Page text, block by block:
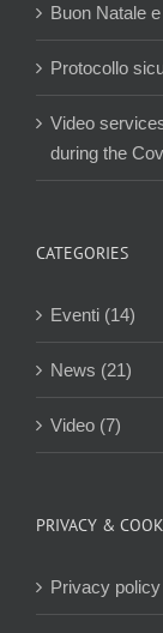
Buon Natale
Protocollo
Video
during the
CATEGORIES
Eventi (14)
News (21)
Video (7)
PRIVACY &
Privacy policy